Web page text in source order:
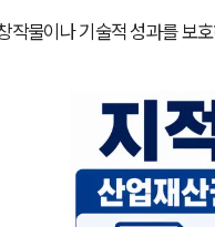
작물이나 기술적 성과를 보